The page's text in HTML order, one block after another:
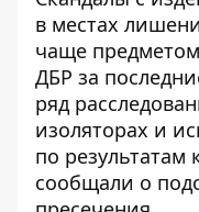
в местах
чаще
ДБР за
ряд
изоляторах и
по
сообщали о